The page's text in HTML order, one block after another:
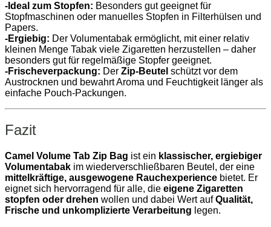
-Ideal zum Stopfen: Besonders gut geeignet für
Stopfmaschinen oder manuelles Stopfen in Filterhülsen und
Papers.
-Ergiebig: Der Volumentabak ermöglicht, mit einer relativ
kleinen Menge Tabak viele Zigaretten herzustellen – daher
besonders gut für regelmäßige Stopfer geeignet.
-Frischeverpackung: Der Zip‑Beutel schützt vor dem
Austrocknen und bewahrt Aroma und Feuchtigkeit länger als
einfache Pouch‑Packungen.
Fazit
Camel Volume Tab Zip Bag ist ein klassischer, ergiebiger
Volumentabak im wiederverschließbaren Beutel, der eine
mittelkräftige, ausgewogene Rauchexperience bietet. Er
eignet sich hervorragend für alle, die eigene Zigaretten
stopfen oder drehen wollen und dabei Wert aufQualität,
Frische und unkomplizierte Verarbeitung legen.